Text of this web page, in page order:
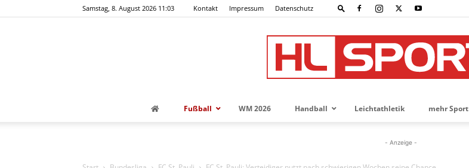
Samstag, 8. August 2026 11:03 Kontakt Impressum Datenschutz
Fußball WM 2026 Handball Leichtathletik mehr Sport
- Anzeige -